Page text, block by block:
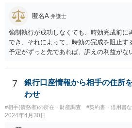
匿名A 弁護士
強制執行が成功しなくても、時効完成前に
でき、それによって、時効の完成を阻止す
予定がずっと先であれば、訴えの利益がな
になります。 手間であったり、忘れたり
いだけです。
7
銀行口座情報から相手の住所
わせ
#相手(債務者)の所在・財産調査 #契約書・借用書な
2024年4月30日